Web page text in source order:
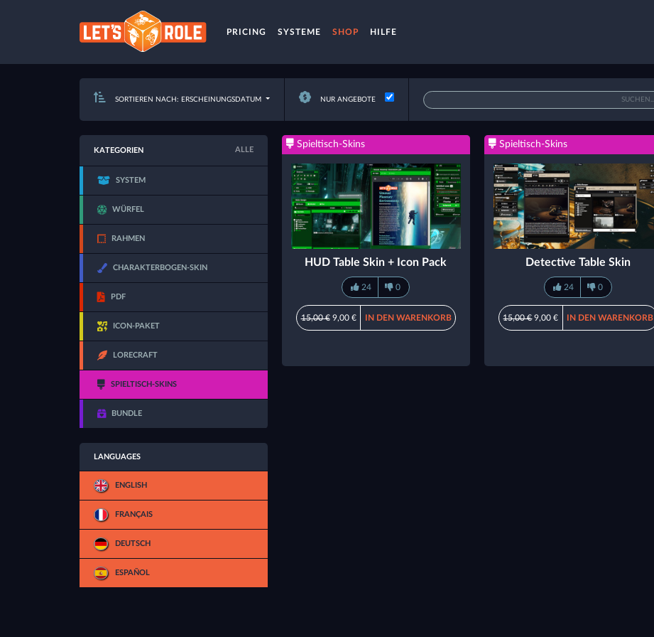
PRICING SYSTEME SHOP HILFE
SORTIEREN NACH: ERSCHEINUNGSDATUM NUR ANGEBOTE
KATEGORIEN ALLE
SYSTEM
WÜRFEL
RAHMEN
CHARAKTERBOGEN-SKIN
PDF
ICON-PAKET
LORECRAFT
SPIELTISCH-SKINS
BUNDLE
LANGUAGES
ENGLISH
FRANÇAIS
DEUTSCH
ESPAÑOL
Spieltisch-Skins
HUD Table Skin + Icon Pack
24 0
15,00 €9,00 € IN DEN WARENKORB
Spieltisch-Skins
Detective Table Skin
24 0
15,00 €9,00 € IN DEN WARENKORB